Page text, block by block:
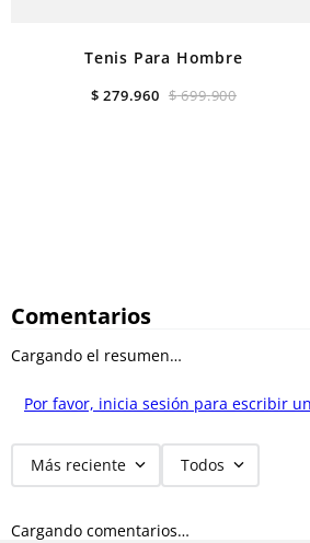
Tenis Para Hombre
$ 699.900
$ 279.960
Comentarios
Cargando el resumen…
Por favor, inicia sesión para escribir
Más reciente Todos
Cargando comentarios…